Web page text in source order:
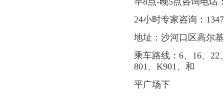
24小时专家咨询：
地址：沙河口区高尔
乘车路线：6、16、22
801、K901、和
平广场下